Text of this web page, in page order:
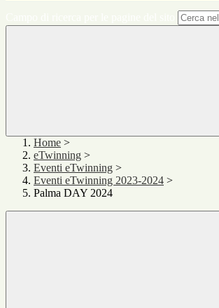
Home >
eTwinning >
Eventi eTwinning >
Eventi eTwinning 2023-2024 >
Palma DAY 2024